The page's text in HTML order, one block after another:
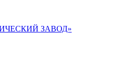
ЗАВОД»